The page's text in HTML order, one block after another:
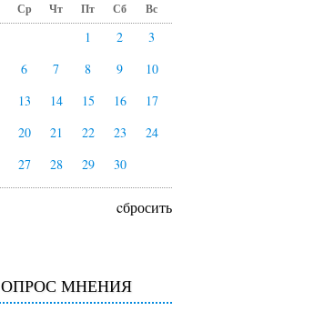
Ср Чт Пт Сб Вс
1 2
3
6 7 8 9
10
13 14 15 16
17
20 21 22 23
24
27 28 29 30
cбросить
ОПРОС МНЕНИЯ